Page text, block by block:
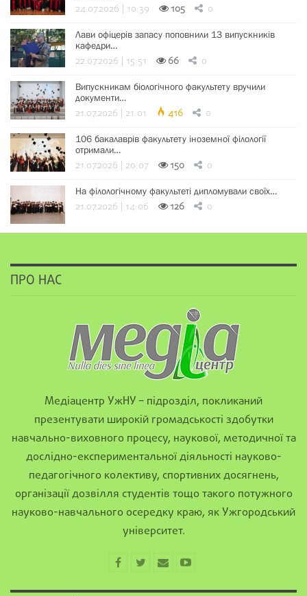
24.07.2026 | 10:39 105 0
Лави офіцерів запасу поповнили 13 випускників
кафедри…
22.07.2026 | 15:51 66 0
Випускникам біологічного факультету вручили
документи…
21.07.2026 | 21:01 416 0
106 бакалаврів факультету іноземної філології
отримали…
21.07.2026 | 20:07 150 0
На філологічному факультеті дипломували своїх…
21.07.2026 | 14:06 126 0
ПРО НАС
Медіацентр УжНУ – підрозділ, покликаний
презентувати широкій громадськості здобутки
навчально-виховного процесу, наукової, методичної та
дослідно-експериментальної діяльності науково-
педагогічного колективу, спортивних досягнень,
організації дозвілля студентів тощо такого потужного
науково-навчального осередку краю, як Ужгородський
університет.